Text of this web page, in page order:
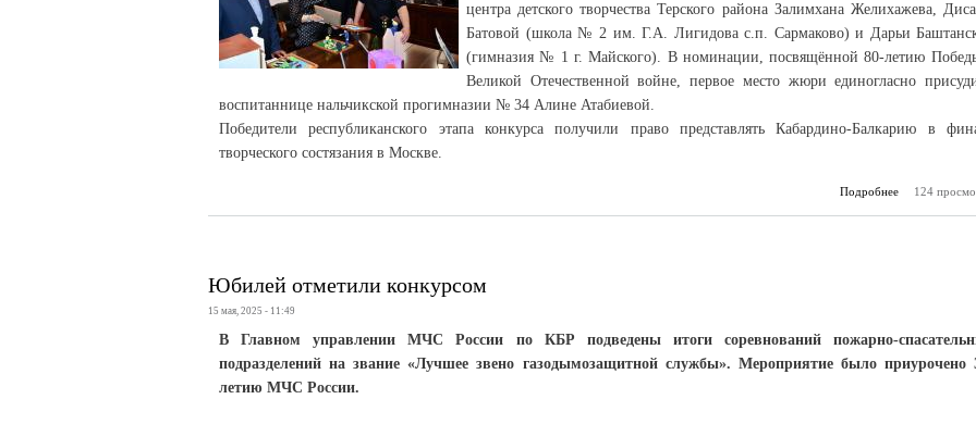
центра детского творчества Терского района Залимхана Желихажева,
Батовой (школа № 2 им. Г.А. Лигидова с.п. Сармаково) и Дарьи
(гимназия № 1 г. Майского). В номинации, посвящённой 80-летию
Великой Отечественной войне, первое место жюри единогласно
воспитаннице нальчикской прогимназии № 34 Алине Атабиевой.
Победители республиканского этапа конкурса получили право представлять Кабардино-Балкарию в
творческого состязания в Москве.
Подробнее
о
124
Юбилей отметили конкурсом
15 мая, 2025 - 11:49
В Главном управлении МЧС России по КБР подведены итоги соревнований пожарно-
подразделений на звание «Лучшее звено газодымозащитной службы». Мероприятие было приурочено
летию МЧС России.